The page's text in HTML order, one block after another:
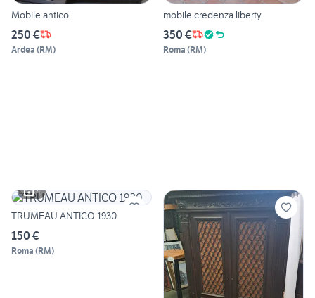
Mobile antico
250 €
Ardea (RM)
mobile credenza liberty
350 €
Roma (RM)
4
TRUMEAU ANTICO 1930
150 €
Roma (RM)